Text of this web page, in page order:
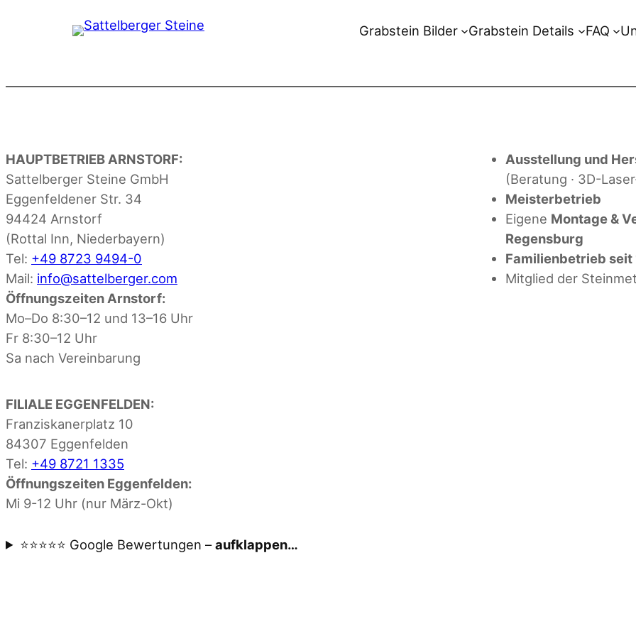
Grabstein Bilder Grabstein Details FAQ
HAUPTBETRIEB ARNSTORF:
Sattelberger Steine GmbH
Eggenfeldener Str. 34
94424 Arnstorf
(Rottal Inn, Niederbayern)
Tel: +49 8723 9494-0
Mail: info@sattelberger.com
Öffnungszeiten Arnstorf:
Mo–Do 8:30–12 und 13–16 Uhr
Fr 8:30–12 Uhr
Sa nach Vereinbarung
FILIALE EGGENFELDEN:
Franziskanerplatz 10
84307 Eggenfelden
Tel: +49 8721 1335
Öffnungszeiten Eggenfelden:
Mi 9-12 Uhr (nur März-Okt)
Ausstellung und
(Beratung · 3D-
Meisterbetrieb
Eigene Montage &
Regensburg
Familienbetrieb seit
Mitglied der
⭐⭐⭐⭐⭐ Google Bewertungen –aufklappen…